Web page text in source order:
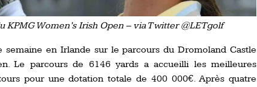
KPMG Women’s Irish Open – via Twitter @LETgolf
semaine en Irlande sur le parcours du Dromoland Castle
Le parcours de 6146 yards a accueilli les meilleures
pour une dotation totale de 400 000€. Après quatre